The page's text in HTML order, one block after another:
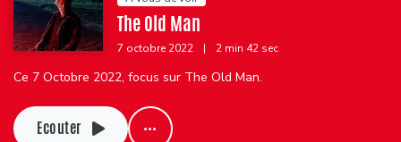
The Old Man
7 octobre 2022 | 2 min 42 sec
Ce 7 Octobre 2022, focus sur The Old Man.
Ecouter